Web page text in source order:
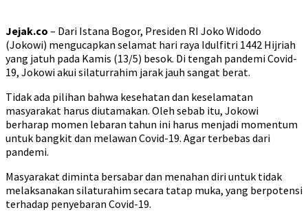
Jejak.co – Dari Istana Bogor, Presiden RI Joko Widodo
(Jokowi) mengucapkan selamat hari raya Idulfitri 1442 Hijriah
yang jatuh pada Kamis (13/5) besok. Di tengah pandemi Covid-
19, Jokowi akui silaturrahim jarak jauh sangat berat.
Tidak ada pilihan bahwa kesehatan dan keselamatan
masyarakat harus diutamakan. Oleh sebab itu, Jokowi
berharap momen lebaran tahun ini harus menjadi momentum
untuk bangkit dan melawan Covid-19. Agar terbebas dari
pandemi.
Masyarakat diminta bersabar dan menahan diri untuk tidak
melaksanakan silaturahim secara tatap muka, yang berpotensi
terhadap penyebaran Covid-19.